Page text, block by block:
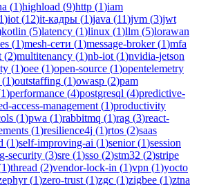
(1)highload (9)http (1)iam
1)iot (12)it-кадры (1)java (11)jvm (3)jwt
kotlin (5)latency (1)linux (1)llm (5)lorawan
(1)mesh-сети (1)message-broker(1)mfa
(2)multitenancy (1)nb-iot (1)nvidia-jetson
(1)oee (1)open-source (1)opentelemetry
(1)outstaffing (1)owasp (2)pam
1)performance (4)postgresql (4)predictive-
access-management (1)productivity
(1)pwa (1)rabbitmq (1)rag (3)react-
(1)resilience4j (1)rtos (2)saas
(1)self-improving-ai (1)senior(1)session
security (3)sre (1)sso (2)stm32 (2)stripe
1)thread (2)vendor-lock-in (1)vpn (1)yocto
(1)zero-trust (1)zgc (1)zigbee (1)ztna